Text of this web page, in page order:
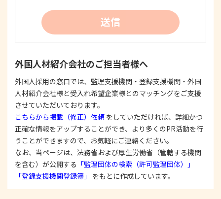
個人情報を利用する際は、本人に明示、通知、ま
たは公表した利用目的の範囲内に限定し、それに
反する目的外利用を行なわないための措置を講じ
する際は、本人が同意を与えた利用目的の範囲内
で、適法にこれを行います。
2. 安全対策の実施について
個人情報の正確性およびその利用の安全性を確保す
るため、情報セキュリティ対策を始めとする安全措
置を構築し、個人情報への不正アクセス、個人情報
の漏洩、滅失または毀損等の的確な防止とセキュリ
ティの是正に努めます。
3. 苦情および相談等に対する適正な対応について
本人からの苦情および相談があった場合には、適切
送信
外国人材紹介会社のご担当者様へ
外国人採用の窓口では、監理支援機関・登録支援機関・外国
人材紹介会社様と受入れ希望企業様とのマッチングをご支援
させていただいております。
こちらから掲載（修正）依頼 をしていただければ、詳細かつ
正確な情報をアップすることができ、より多くのPR活動を行
うことができますので、お気軽にご連絡ください。
なお、当ページは、法務省および厚生労働省（管轄する機関
を含む）が公開する 「監理団体の検索（許可監理団体）」
「登録支援機関登録簿」
をもとに作成しています。